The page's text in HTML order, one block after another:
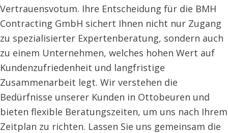
Vertrauensvotum. Ihre Entscheidung für die BMH
Contracting GmbH sichert Ihnen nicht nur Zugang
zu spezialisierter Expertenberatung, sondern auch
zu einem Unternehmen, welches hohen Wert auf
Kundenzufriedenheit und langfristige
Zusammenarbeit legt. Wir verstehen die
Bedürfnisse unserer Kunden in Ottobeuren und
bieten flexible Beratungszeiten, um uns nach Ihrem
Zeitplan zu richten. Lassen Sie uns gemeinsam die